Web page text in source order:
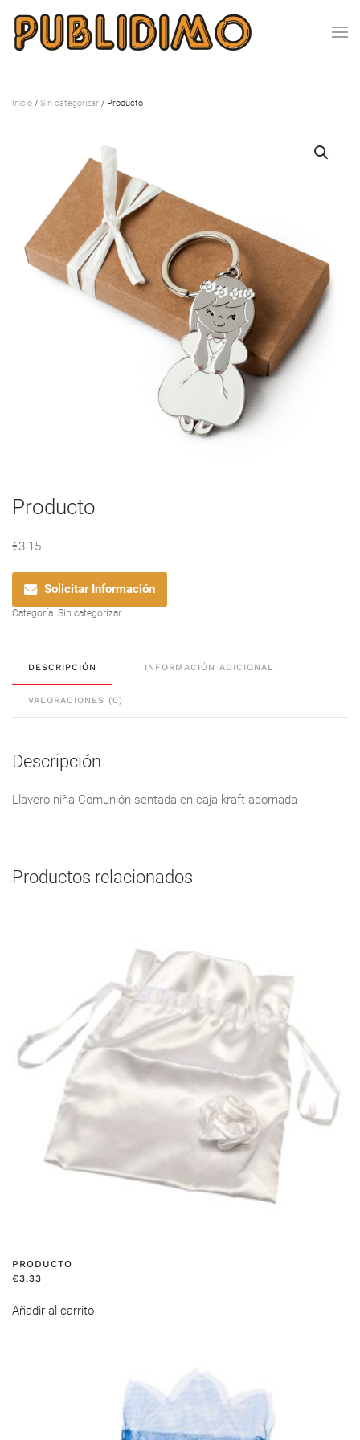
Inicio / Sin categorizar / Producto
Producto
€3.15
Solicitar Información
Categoría: Sin categorizar
DESCRIPCIÓN INFORMACIÓN ADICIONAL
VALORACIONES (0)
Descripción
Llavero niña Comunión sentada en caja kraft adornada
Productos relacionados
PRODUCTO
€3.33
Añadir al carrito